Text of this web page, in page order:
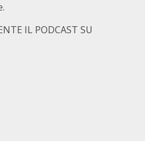
IL PODCAST SU